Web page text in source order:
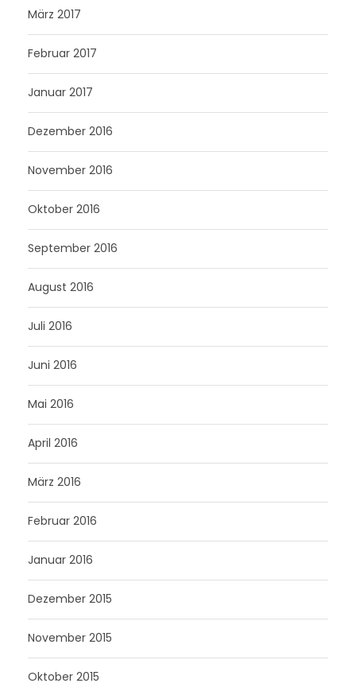
März 2017
Februar 2017
Januar 2017
Dezember 2016
November 2016
Oktober 2016
September 2016
August 2016
Juli 2016
Juni 2016
Mai 2016
April 2016
März 2016
Februar 2016
Januar 2016
Dezember 2015
November 2015
Oktober 2015